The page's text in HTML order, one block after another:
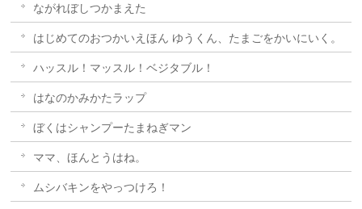
ながれぼしつかまえた
はじめてのおつかいえほん ゆうくん、たまごをかいにいく。
ハッスル！マッスル！ベジタブル！
はなのかみかたラップ
ぼくはシャンプーたまねぎマン
ママ、ほんとうはね。
ムシバキンをやっつけろ！